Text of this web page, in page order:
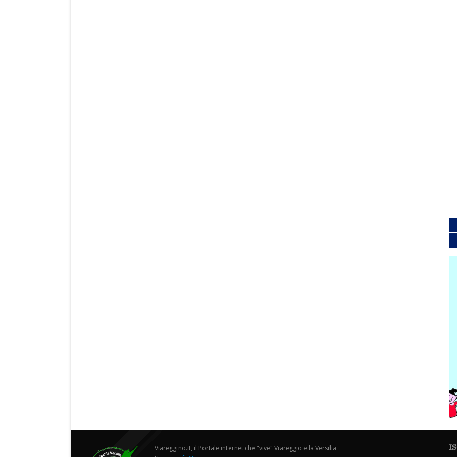
Viareggino.it, il Portale internet che "vive" Viareggio e la Versilia